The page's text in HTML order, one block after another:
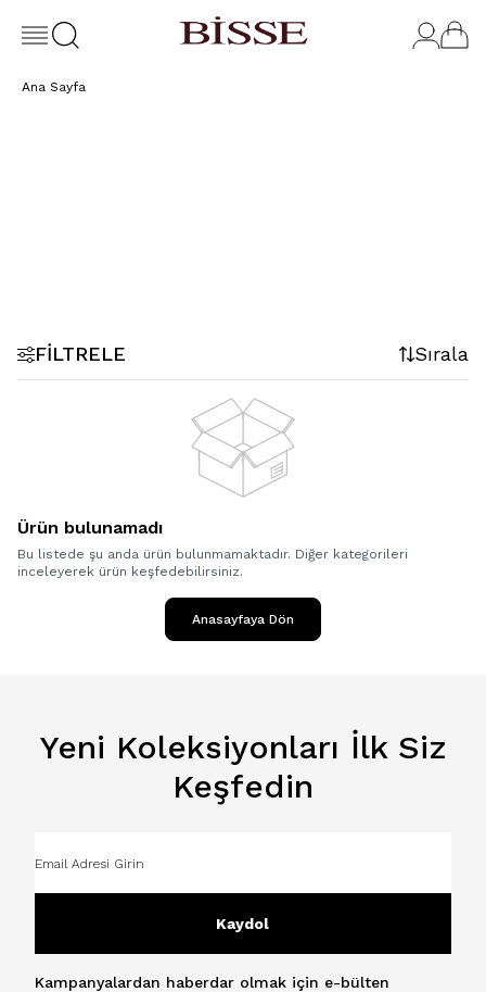
Ana Sayfa
FILTRELE Sırala
Ürün bulunamadı
Bu listede şu anda ürün bulunmamaktadır. Diğer kategorileri
inceleyerek ürün keşfedebilirsiniz.
Anasayfaya Dön
Yeni Koleksiyonları İlk Siz
Keşfedin
Kaydol
Kampanyalardan haberdar olmak için e-bülten